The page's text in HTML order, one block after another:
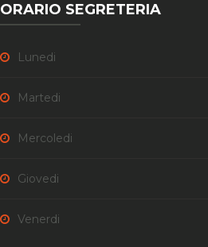
ORARIO SEGRETERIA
Lunedi
Martedi
Mercoledi
Giovedi
Venerdi